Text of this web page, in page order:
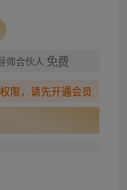
师合伙人 免费
限，请先开通会员